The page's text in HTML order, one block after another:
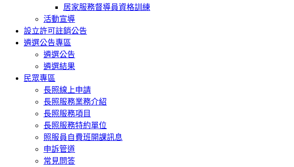
居家服務督導員資格訓練
活動宣導
設立許可註銷公告
遴選公告專區
遴選公告
遴選結果
民眾專區
長照線上申請
長照服務業務介紹
長照服務項目
長照服務特約單位
照服員自費班開課訊息
申訴管道
常見問答